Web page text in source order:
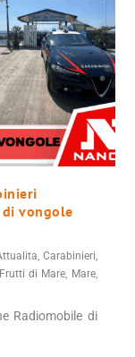
vongole
, Carabinieri,
Frutti di Mare, Mare,
Radiomobile di